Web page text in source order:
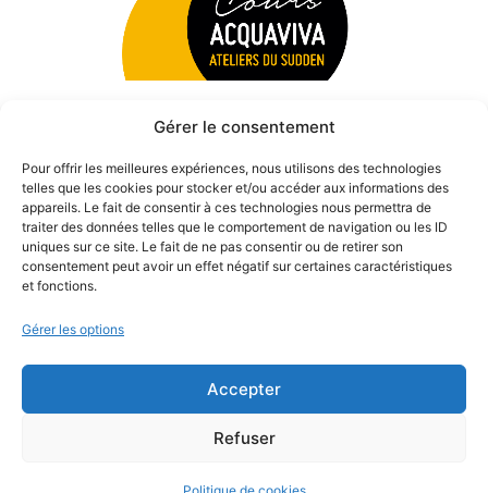
Gérer le consentement
Pour offrir les meilleures expériences, nous utilisons des technologies
telles que les cookies pour stocker et/ou accéder aux informations des
appareils. Le fait de consentir à ces technologies nous permettra de
traiter des données telles que le comportement de navigation ou les ID
uniques sur ce site. Le fait de ne pas consentir ou de retirer son
consentement peut avoir un effet négatif sur certaines caractéristiques
et fonctions.
Gérer les options
Accepter
Refuser
© 2026 Théâtre des Béliers Parisiens. | Tous droits réservés.